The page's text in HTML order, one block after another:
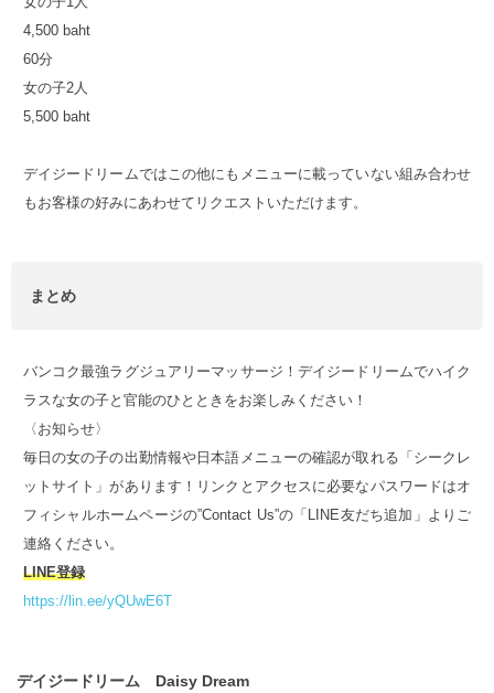
4,500 baht
60分
女の子2人
5,500 baht
デイジードリームではこの他にもメニューに載っていない組み合わせ
もお客様の好みにあわせてリクエストいただけます。
まとめ
バンコク最強ラグジュアリーマッサージ！デイジードリームでハイク
ラスな女の子と官能のひとときをお楽しみください！
〈お知らせ〉
毎日の女の子の出勤情報や日本語メニューの確認が取れる「シークレ
ットサイト」があります！リンクとアクセスに必要なパスワードはオ
フィシャルホームページの”Contact Us”の「LINE友だち追加」よりご
連絡ください。
LINE登録
https://lin.ee/yQUwE6T
デイジードリーム Daisy Dream